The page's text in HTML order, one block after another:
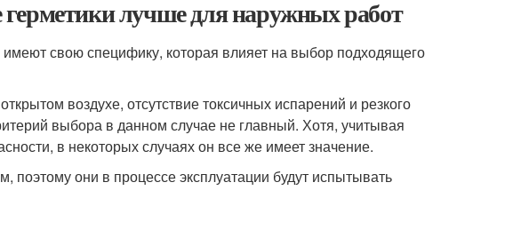
лучше для наружных работ
свою специфику, которая влияет на выбор подходящего
воздухе, отсутствие токсичных испарений и резкого
выбора в данном случае не главный. Хотя, учитывая
в некоторых случаях он все же имеет значение.
они в процессе эксплуатации будут испытывать